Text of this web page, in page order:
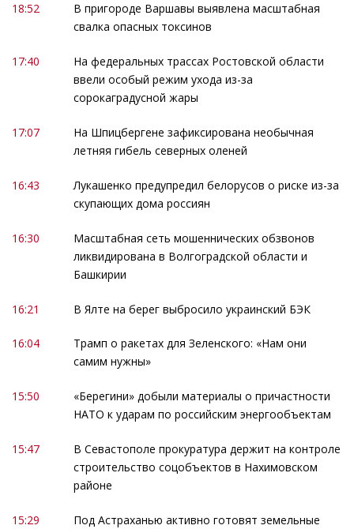
18:52
В пригороде Варшавы выявлена масштабная
свалка опасных токсинов
17:40
На федеральных трассах Ростовской области
ввели особый режим ухода из-за
сорокаградусной жары
17:07
На Шпицбергене зафиксирована необычная
летняя гибель северных оленей
16:43
Лукашенко предупредил белорусов о риске из-за
скупающих дома россиян
16:30
Масштабная сеть мошеннических обзвонов
ликвидирована в Волгоградской области и
Башкирии
16:21 В Ялте на берег выбросило украинский БЭК
16:04
Трамп о ракетах для Зеленского: «Нам они
самим нужны»
15:50
«Берегини» добыли материалы о причастности
НАТО к ударам по российским энергообъектам
15:47
В Севастополе прокуратура держит на контроле
строительство соцобъектов в Нахимовском
районе
15:29
Под Астраханью активно готовят земельные